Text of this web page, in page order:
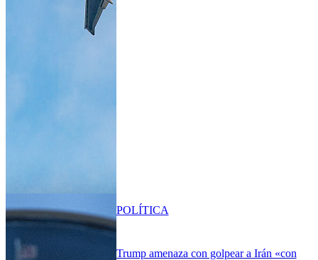
Trump amenaza con golpear a Irán «con
POLÍTICA